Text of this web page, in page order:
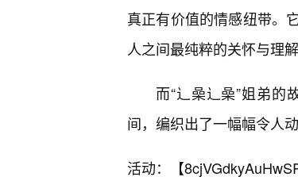
真正有价值的情感纽带。
人之间最纯粹的关怀与理
而“辶喿辶喿”姐弟
间，编织出了一幅幅令人
活动：【